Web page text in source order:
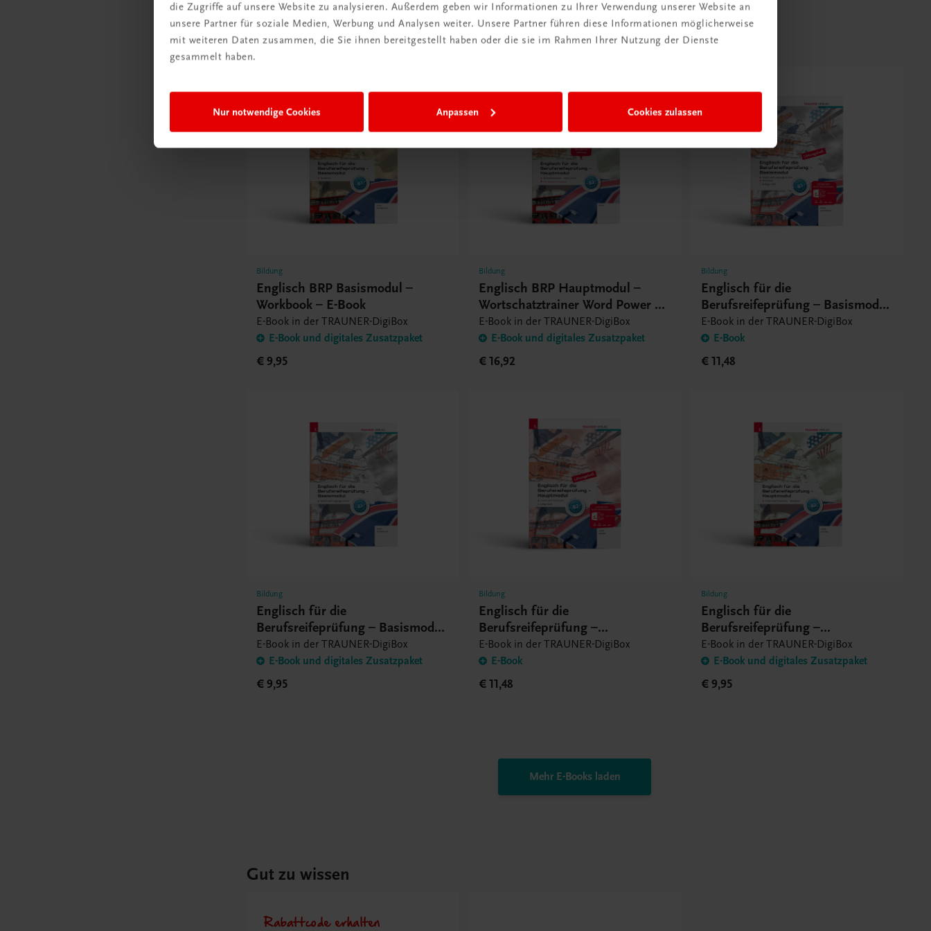
die Zugriffe auf unsere Website zu analysieren. Außerdem geben wir Informationen zu Ihrer Verwendung unserer Website an
unsere Partner für soziale Medien, Werbung und Analysen weiter. Unsere Partner führen diese Informationen möglicherweise
mit weiteren Daten zusammen, die Sie ihnen bereitgestellt haben oder die sie im Rahmen Ihrer Nutzung der Dienste
gesammelt haben.
Nur notwendige Cookies Anpassen Cookies zulassen
E-Books
Bildung
Englisch BRP Basismodul –
Workbook – E-Book
E-Book in der TRAUNER-DigiBox
E-Book und digitales Zusatzpaket
€ 9,95
Bildung
Englisch BRP Hauptmodul –
Wortschatztrainer Word Power –
E-Book
E-Book in der TRAUNER-DigiBox
E-Book und digitales Zusatzpaket
€ 16,92
Bildung
Englisch für die
Berufsreifeprüfung – Basismodul
Lösungsheft – E-Book
E-Book in der TRAUNER-DigiBox
E-Book
€ 11,48
Bildung
Englisch für die
Berufsreifeprüfung – Basismodul
Topics and Language in Use – E-
Book
E-Book in der TRAUNER-DigiBox
E-Book und digitales Zusatzpaket
€ 9,95
Bildung
Englisch für die
Berufsreifeprüfung –
Hauptmodul Forms and
Structures Lösungsheft – E-Book
E-Book in der TRAUNER-DigiBox
E-Book
€ 11,48
Bildung
Englisch für die
Berufsreifeprüfung –
Hauptmodul Forms and
Structures Workbook – E-Book
E-Book in der TRAUNER-DigiBox
E-Book und digitales Zusatzpaket
€ 9,95
Mehr E-Books laden
Gut zu wissen
Rabattcode erhalten